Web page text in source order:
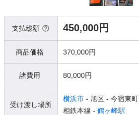
支払総額 450,000円
商品価格 370,000円
諸費用 80,000円
受け渡し場所
横浜市 - 旭区 - 今宿東町
相鉄本線 - 鶴ヶ峰駅